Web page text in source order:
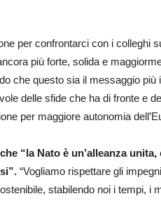
per confrontarci con i colleghi
più forte, solida e
che questo sia il messaggio più
delle sfide che ha di fronte e
per maggiore autonomia
“la Nato è un’alleanza
“Vogliamo rispettare gli
stabilendo noi i tempi, i